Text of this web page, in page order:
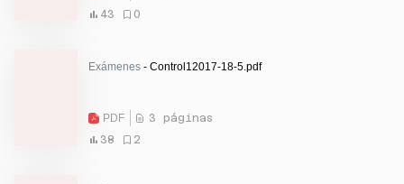
43
0
Exámenes - Control12017-18-5.pdf
PDF
3 páginas
38
2